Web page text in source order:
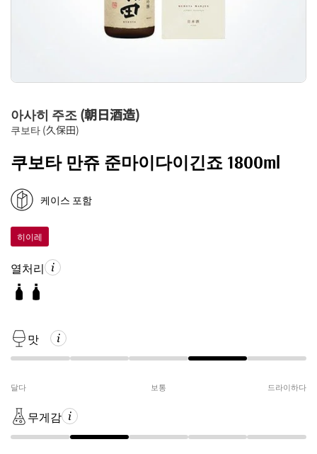
아사히 주조 (朝日酒造)
쿠보타 (久保田)
쿠보타 만쥬 준마이다이긴죠 1800ml
케이스 포함
히이레
열처리
맛
달다 보통 드라이하다
무게감